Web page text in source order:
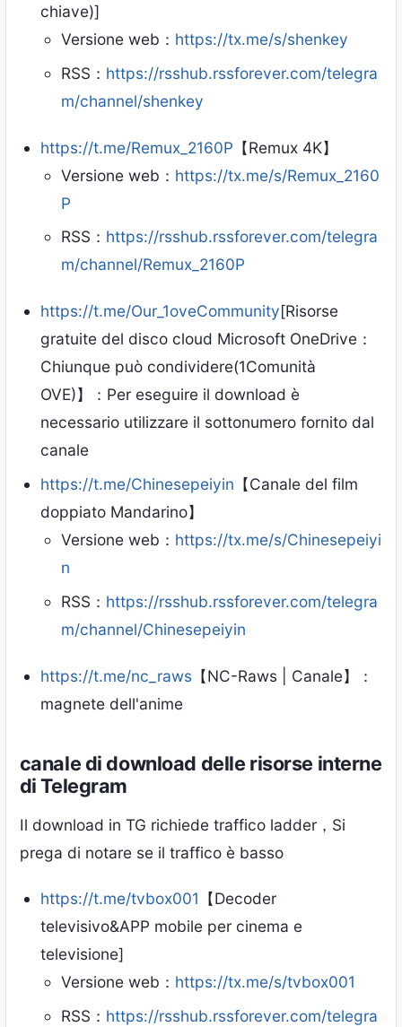
chiave)]
Versione web： https://tx.me/s/shenkey
RSS： https://rsshub.rssforever.com/telegra
m/channel/shenkey
https://t.me/Remux_2160P 【Remux 4K】
Versione web： https://tx.me/s/Remux_2160
P
RSS： https://rsshub.rssforever.com/telegra
m/channel/Remux_2160P
https://t.me/Our_1oveCommunity[Risorse
gratuite del disco cloud Microsoft OneDrive：
Chiunque può condividere(1Comunità
OVE)】：Per eseguire il download è
necessario utilizzare il sottonumero fornito dal
canale
https://t.me/Chinesepeiyin 【Canale del film
doppiato Mandarino】
Versione web： https://tx.me/s/Chinesepeiyi
n
RSS： https://rsshub.rssforever.com/telegra
m/channel/Chinesepeiyin
https://t.me/nc_raws 【NC-Raws | Canale】：
magnete dell'anime
canale di download delle risorse interne
di Telegram
Il download in TG richiede traffico ladder，Si
prega di notare se il traffico è basso
https://t.me/tvbox001 【Decoder
televisivo&APP mobile per cinema e
televisione]
Versione web： https://tx.me/s/tvbox001
RSS： https://rsshub.rssforever.com/telegra